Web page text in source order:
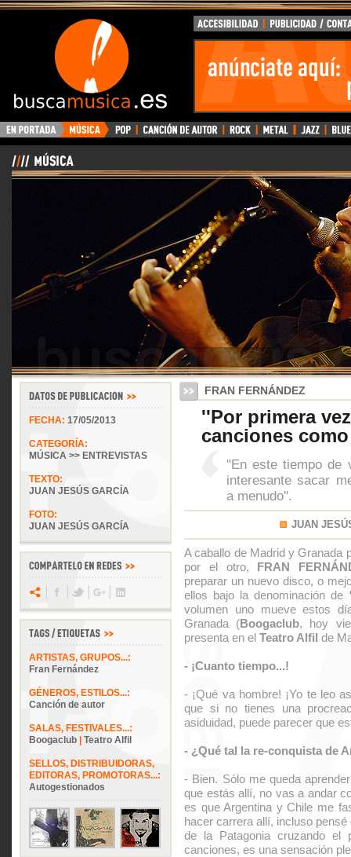
BuscaMusica.es
FECHA: 17/05/2013
CATEGORÍA:
MÚSICA >> ENTREVISTAS
TEXTO:
JUAN JESÚS GARCÍA
FOTO:
JUAN JESÚS GARCÍA
ARTISTAS, GRUPOS...:
Fran Fernández
GÉNEROS, ESTILOS...:
Canción de autor
SALAS, FESTIVALES...:
Boogaclub
Teatro Alfil
SELLOS, DISTRIBUIDORAS,
EDITORAS, PROMOTORAS...:
Autogestionados
FRAN FERNÁNDEZ
''Por primera
canciones
''En este tiempo de
interesante sacar
a menudo''.
JUAN
A caballo de Madrid y Granada
por el otro, FRAN
preparar un nuevo disco, o
ellos bajo la denominación de
volumen uno mueve estos
Granada (Boogaclub, hoy
presenta en el Teatro Alfil de
- ¡Cuanto tiempo...!
- ¡Qué va hombre! ¡Yo te leo
que si no tienes una
asiduidad, puede parecer que
- ¿Qué tal la re-conquista de
- Bien. Sólo me queda
que estás allí, no vas a andar
es que Argentina y Chile me
hacer carrera allí, incluso
de la Patagonia cruzando el
canciones, es una sensación